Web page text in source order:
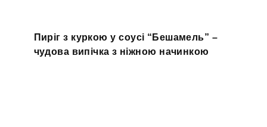
Пиріг з куркою у соусі “Бешамель” –
чудова випічка з ніжною начинкою